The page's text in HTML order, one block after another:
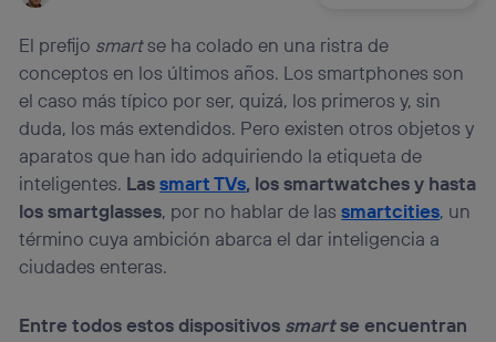
El prefijo smartse ha colado en una ristra de
conceptos en los últimos años. Los smartphones son
el caso más típico por ser, quizá, los primeros y, sin
duda, los más extendidos. Pero existen otros objetos y
aparatos que han ido adquiriendo la etiqueta de
inteligentes. Lassmart TVs, los smartwatches y hasta
los smartglasses, por no hablar de lassmartcities, un
término cuya ambición abarca el dar inteligencia a
ciudades enteras.
Entre todos estos dispositivos smartse encuentran